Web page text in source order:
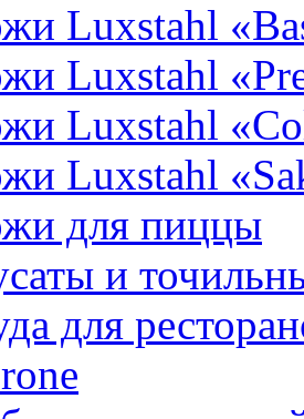
Luxstahl
Luxstahl
Luxstahl
Luxstahl
для пиццы
и
для